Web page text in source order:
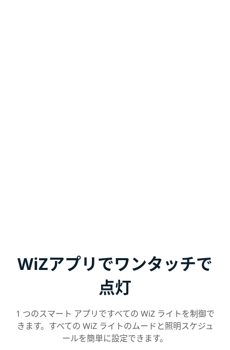
WiZアプリでワンタッチで
点灯
1 つのスマート アプリですべての WiZ ライトを制御で
きます。すべての WiZ ライトのムードと照明スケジュ
ールを簡単に設定できます。